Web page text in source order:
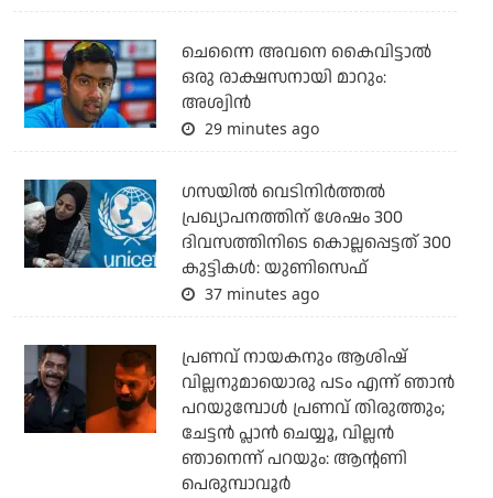
ചെന്നൈ അവനെ കൈവിട്ടാല്‍
ഒരു രാക്ഷസനായി മാറും:
അശ്വിന്‍
29 minutes ago
ഗസയില്‍ വെടിനിര്‍ത്തല്‍
പ്രഖ്യാപനത്തിന് ശേഷം 300
ദിവസത്തിനിടെ കൊല്ലപ്പെട്ടത് 300
കുട്ടികള്‍: യുണിസെഫ്
37 minutes ago
പ്രണവ് നായകനും ആശിഷ്
വില്ലനുമായൊരു പടം എന്ന് ഞാന്‍
പറയുമ്പോള്‍ പ്രണവ് തിരുത്തും;
ചേട്ടന്‍ പ്ലാന്‍ ചെയ്യൂ, വില്ലന്‍
ഞാനെന്ന് പറയും: ആന്റണി
പെരുമ്പാവൂര്‍